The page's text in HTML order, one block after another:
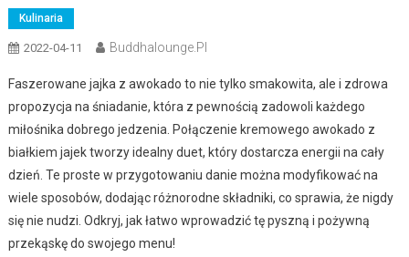
Kulinaria
2022-04-11 Buddhalounge.pl
Faszerowane jajka z awokado to nie tylko smakowita, ale i zdrowa
propozycja na śniadanie, która z pewnością zadowoli każdego
miłośnika dobrego jedzenia. Połączenie kremowego awokado z
białkiem jajek tworzy idealny duet, który dostarcza energii na cały
dzień. Te proste w przygotowaniu danie można modyfikować na
wiele sposobów, dodając różnorodne składniki, co sprawia, że nigdy
się nie nudzi. Odkryj, jak łatwo wprowadzić tę pyszną i pożywną
przekąskę do swojego menu!